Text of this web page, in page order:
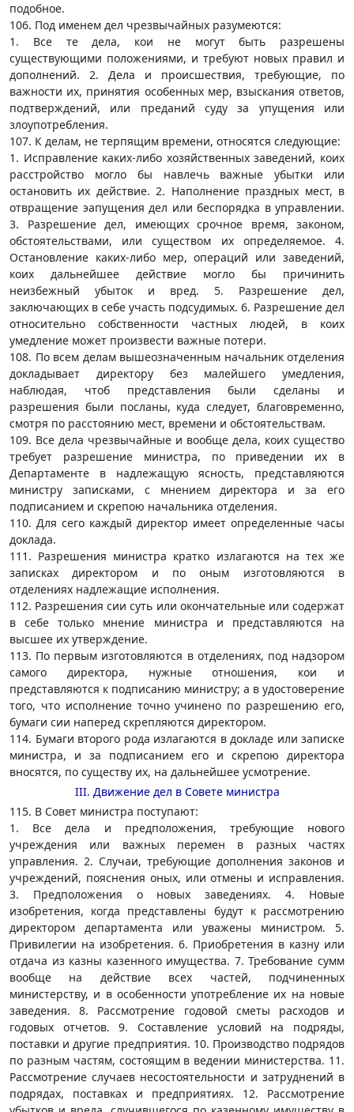
подобное.
106. Под именем дел чрезвычайных разумеются:
1. Все те дела, кои не могут быть разрешены
существующими положениями, и требуют новых правил и
дополнений. 2. Дела и происшествия, требующие, по
важности их, принятия особенных мер, взыскания ответов,
подтверждений, или преданий суду за упущения или
злоупотребления.
107. К делам, не терпящим времени, относятся следующие:
1. Исправление каких-либо хозяйственных заведений, коих
расстройство могло бы навлечь важные убытки или
остановить их действие. 2. Наполнение праздных мест, в
отвращение эапущения дел или беспорядка в управлении.
3. Разрешение дел, имеющих срочное время, законом,
обстоятельствами, или существом их определяемое. 4.
Остановление каких-либо мер, операций или заведений,
коих дальнейшее действие могло бы причинить
неизбежный убыток и вред. 5. Разрешение дел,
заключающих в себе участь подсудимых. 6. Разрешение дел
относительно собственности частных людей, в коих
умедление может произвести важные потери.
108. По всем делам вышеозначенным начальник отделения
докладывает директору без малейшего умедления,
наблюдая, чтоб представления были сделаны и
разрешения были посланы, куда следует, благовременно,
смотря по расстоянию мест, времени и обстоятельствам.
109. Все дела чрезвычайные и вообще дела, коих существо
требует разрешение министра, по приведении их в
Департаменте в надлежащую ясность, представляются
министру записками, с мнением директора и за его
подписанием и скрепою начальника отделения.
110. Для сего каждый директор имеет определенные часы
доклада.
111. Разрешения министра кратко излагаются на тех же
записках директором и по оным изготовляются в
отделениях надлежащие исполнения.
112. Разрешения сии суть или окончательные или содержат
в себе только мнение министра и представляются на
высшее их утверждение.
113. По первым изготовляются в отделениях, под надзором
самого директора, нужные отношения, кои и
представляются к подписанию министру; а в удостоверение
того, что исполнение точно учинено по разрешению его,
бумаги сии наперед скрепляются директором.
114. Бумаги второго рода излагаются в докладе или записке
министра, и за подписанием его и скрепою директора
вносятся, по существу их, на дальнейшее усмотрение.
III. Движение дел в Совете министра
115. В Совет министра поступают:
1. Все дела и предположения, требующие нового
учреждения или важных перемен в разных частях
управления. 2. Случаи, требующие дополнения законов и
учреждений, пояснения оных, или отмены и исправления.
3. Предположения о новых заведениях. 4. Новые
изобретения, когда представлены будут к рассмотрению
директором департамента или уважены министром. 5.
Привилегии на изобретения. 6. Приобретения в казну или
отдача из казны казенного имущества. 7. Требование сумм
вообще на действие всех частей, подчиненных
министерству, и в особенности употребление их на новые
заведения. 8. Рассмотрение годовой сметы расходов и
годовых отчетов. 9. Составление условий на подряды,
поставки и другие предприятия. 10. Производство подрядов
по разным частям, состоящим в ведении министерства. 11.
Рассмотрение случаев несостоятельности и затруднений в
подрядах, поставках и предприятиях. 12. Рассмотрение